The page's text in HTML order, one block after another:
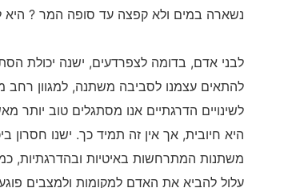
נשארה במים ולא קפצה עד סופה המר ? היא
לבני אדם, בדומה לצפרדעים, ישנה יכולת
להתאים עצמנו לסביבה משתנה, למגוון רחב
לשינויים הדרגתיים אנו מסתגלים טוב יותר
היא חיובית, אך אין זה תמיד כך. ישנו
משתנות המתרחשות באיטיות ובהדרגתיות,
עלול להביא את האדם למקומות ולמצבים